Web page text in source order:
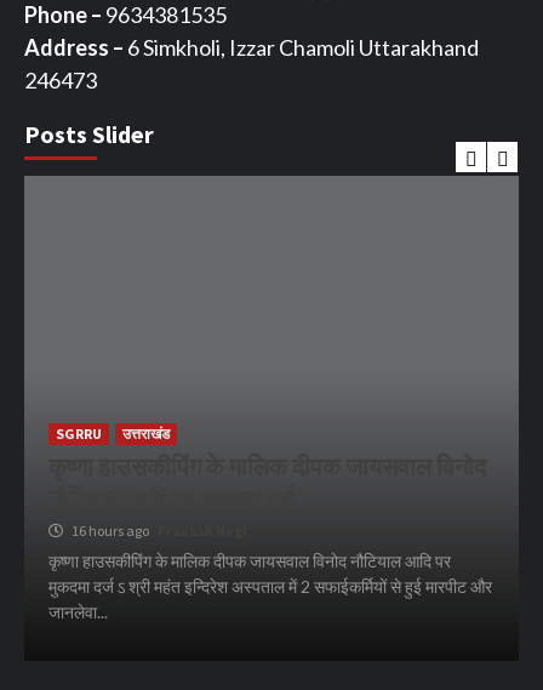
Phone – 9634381535
Address – 6 Simkholi, Izzar Chamoli Uttarakhand
246473
Posts Slider
SGRRU उत्तराखंड
16 hours ago
कृष्णा हाउसकीपिंग के मालिक दीपक जायसवाल विनोद नौटियाल आदि पर
मुकदमा दर्ज ऽ श्री महंत इन्दिरेश अस्पताल में 2 सफाईकर्मियों से हुई मारपीट और
जानलेवा...